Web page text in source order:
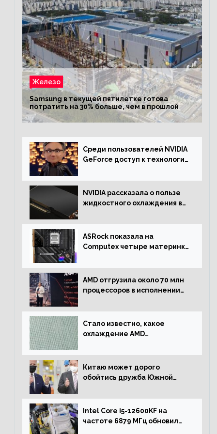
Железо
Samsung в текущей пятилетке готова
потратить на 30% больше, чем в прошлой
Среди пользователей NVIDIA
GeForce доступ к технологии
NVIDIA рассказала о пользе
жидкостного охлаждения в
ASRock показала на
Computex четыре материнки
включая модели Taichi
AMD отгрузила около 70 млн
процессоров в исполнении
Стало известно, какое
охлаждение AMD
процессора Ryzen 7000 до 5.5
ГГц
Китаю может дорого
обойтись дружба Южной
Intel Core i5-12600KF на
частоте 6879 МГц обновил